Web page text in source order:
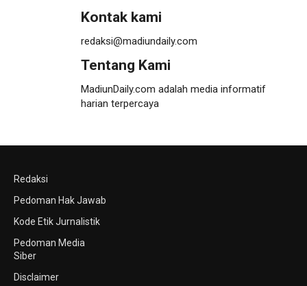
Kontak kami
redaksi@madiundaily.com
Tentang Kami
MadiunDaily.com adalah media informatif
harian terpercaya
Redaksi
Pedoman Hak Jawab
Kode Etik Jurnalistik
Pedoman Media
Siber
Disclaimer